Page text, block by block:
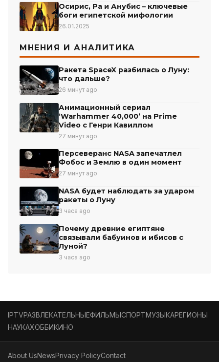
Осирис, Ра и Анубис – ключевые
боги египетской мифологии
26.01.2025
МНЕНИЯ И АНАЛИТИКА
Ракета SpaceX разбилась о Луну:
что дальше?
26 минут ago
Анимационный сериал
‘Warhammer 40,000’ на Prime
Video с Генри Кавиллом
27 минут ago
Персеверанс NASA запечатлел
Фобос и Землю в один момент
27 минут ago
NASA будет наблюдать за ударом
ракеты о Луну
3 часа ago
Почему древние египтяне
связывали бабуинов и ибисов с
Луной?
3 часа ago
IPTVРАЗВЛЕКАТЕЛЬНЫЕФИЛЬМЫСПОРТМУЗЫКАРЕГИОНЫ
НАУКАХОББИКИНО
About UsNewsPrivacy PolicyContact